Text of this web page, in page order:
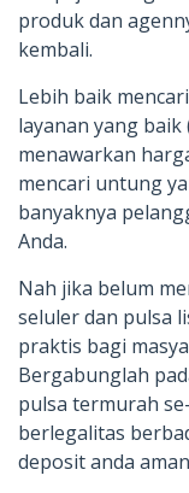
produk dan
kembali.
Lebih baik
layanan yang
menawarkan
mencari untung
banyaknya
Anda.
Nah jika belum
seluler dan pulsa
praktis bagi
Bergabunglah
pulsa termurah
berlegalitas
deposit anda